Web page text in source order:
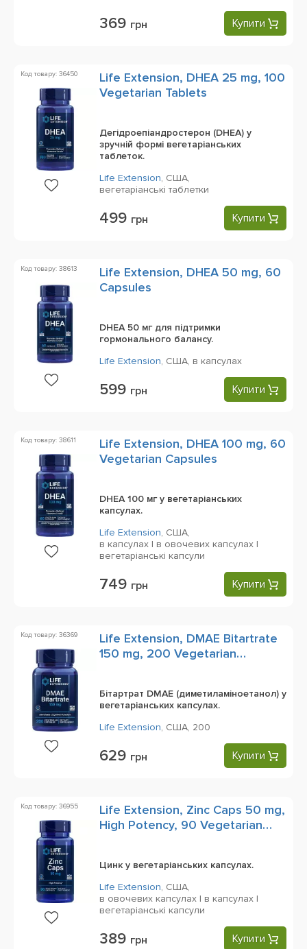
369 грн Купити
Код товару: 36450
Life Extension, DHEA 25 mg, 100
Vegetarian Tablets
Дегідроепіандростерон (DHEA) у
зручній формі вегетаріанських
таблеток.
Life Extension, США,
вегетаріанські таблетки
499 грн Купити
Код товару: 38613
Life Extension, DHEA 50 mg, 60
Capsules
DHEA 50 мг для підтримки
гормонального балансу.
Life Extension, США, в капсулах
599 грн Купити
Код товару: 38611
Life Extension, DHEA 100 mg, 60
Vegetarian Capsules
DHEA 100 мг у вегетаріанських
капсулах.
Life Extension, США,
в капсулах | в овочевих капсулах |
вегетаріанські капсули
749 грн Купити
Код товару: 36369
Life Extension, DMAE Bitartrate
150 mg, 200 Vegetarian
Бітартрат DMAE (диметиламіноетанол) у
вегетаріанських капсулах.
Life Extension, США, 200
629 грн Купити
Код товару: 36955
Life Extension, Zinc Caps 50 mg,
High Potency, 90 Vegetarian
Цинк у вегетаріанських капсулах.
Life Extension, США,
в овочевих капсулах | в капсулах |
вегетаріанські капсули
389 грн Купити